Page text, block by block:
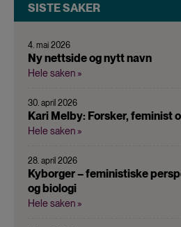
SISTE SAKER
4. mai 2026
Ny nettside og nytt navn
Hele saken »
30. april 2026
Kari Melby: Forsker, feminist
Hele saken »
28. april 2026
Kyborger – feministiske
og biologi
Hele saken »